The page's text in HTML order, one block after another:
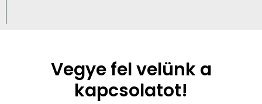
Vegye fel velünk a
kapcsolatot!